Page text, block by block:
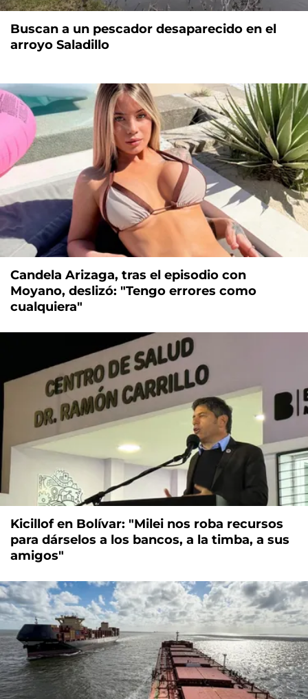
Buscan a un pescador desaparecido en el
arroyo Saladillo
Candela Arizaga, tras el episodio con
Moyano, deslizó: "Tengo errores como
cualquiera"
Kicillof en Bolívar: "Milei nos roba recursos
para dárselos a los bancos, a la timba, a sus
amigos"